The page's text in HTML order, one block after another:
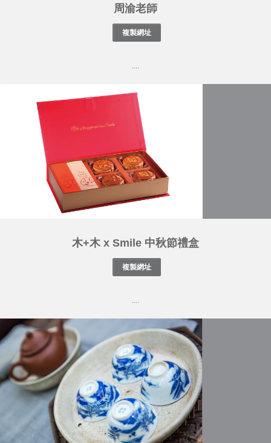
周渝老師
....
木+木 x Smile 中秋節禮盒
....